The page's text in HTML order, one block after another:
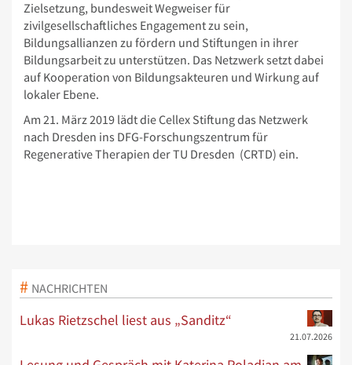
Zielsetzung, bundesweit Wegweiser für
zivilgesellschaftliches Engagement zu sein,
Bildungsallianzen zu fördern und Stiftungen in ihrer
Bildungsarbeit zu unterstützen. Das Netzwerk setzt dabei
auf Kooperation von Bildungsakteuren und Wirkung auf
lokaler Ebene.
Am 21. März 2019 lädt die Cellex Stiftung das Netzwerk
nach Dresden ins DFG-Forschungszentrum für
Regenerative Therapien der TU Dresden (CRTD) ein.
NACHRICHTEN
Lukas Rietzschel liest aus „Sanditz“
21.07.2026